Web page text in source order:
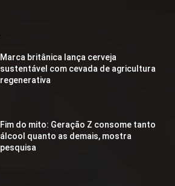
Marca britânica lança cerveja
sustentável com cevada de agricultura
regenerativa
Fim do mito: Geração Z consome tanto
álcool quanto as demais, mostra
pesquisa